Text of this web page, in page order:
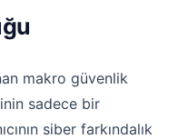
makro güvenlik
sadece bir
siber farkındalık